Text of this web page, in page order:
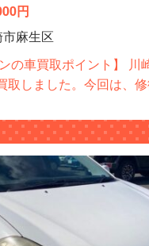
円
市麻生区
の車買取ポイント】 川
取しました。今回は、